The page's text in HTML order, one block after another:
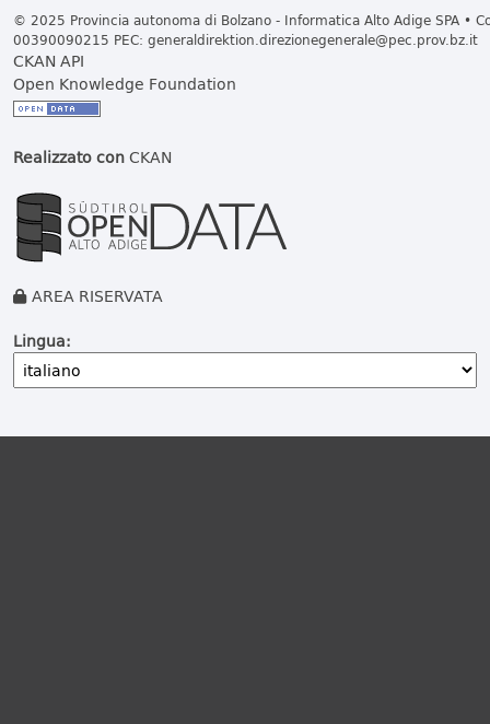
© 2025 Provincia autonoma di Bolzano - Informatica Alto Adige SPA •
00390090215 PEC: generaldirektion.direzionegenerale@pec.prov.bz.it
CKAN API
Open Knowledge Foundation
Realizzato conCKAN
AREA RISERVATA
Lingua